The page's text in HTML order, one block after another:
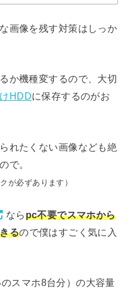
画像を残す対策はしっか
か機種変するので、大切
HDDに保存するのがお
れたくない画像なども絶
で。
が必ずあります）
ならpc不要でスマホから
るので僕はすごく気に入
スマホ8台分）の大容量